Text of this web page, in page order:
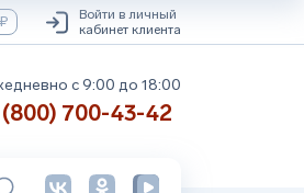
Войти в личный
кабинет клиента
с 9:00 до 18:00
(800) 700-43-42